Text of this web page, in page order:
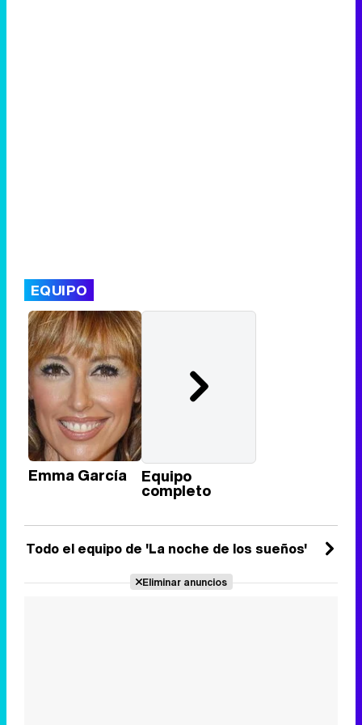
EQUIPO
Emma García Equipo
completo
Todo el equipo de 'La noche de los sueños'
Eliminar anuncios